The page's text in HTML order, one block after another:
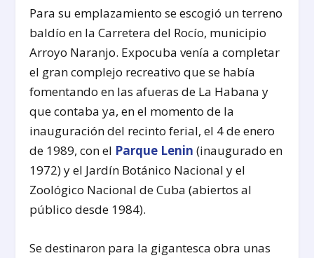
Para su emplazamiento se escogió un terreno
baldío en la Carretera del Rocío, municipio
Arroyo Naranjo. Expocuba venía a completar
el gran complejo recreativo que se había
fomentando en las afueras de La Habana y
que contaba ya, en el momento de la
inauguración del recinto ferial, el 4 de enero
de 1989, con el Parque Lenin (inaugurado en
1972) y el Jardín Botánico Nacional y el
Zoológico Nacional de Cuba (abiertos al
público desde 1984).
Se destinaron para la gigantesca obra unas